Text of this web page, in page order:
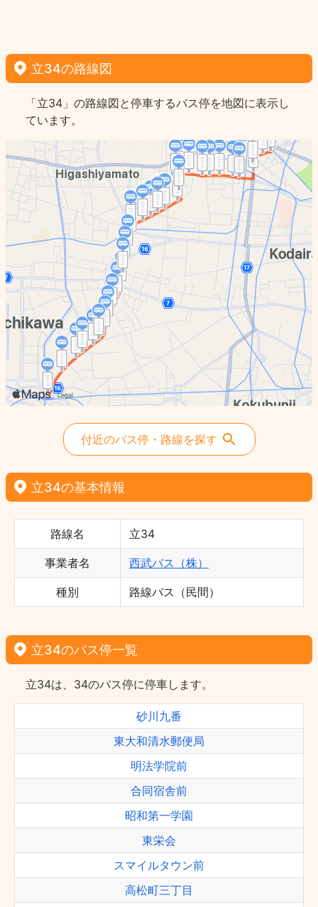
立34の路線図
「立34」の路線図と停車するバス停を地図に表示し
ています。
付近のバス停・路線を探す
立34の基本情報
路線名 立34
事業者名 西武バス（株）
種別 路線バス（民間）
立34のバス停一覧
立34は、34のバス停に停車します。
砂川九番
東大和清水郵便局
明法学院前
合同宿舎前
昭和第一学園
東栄会
スマイルタウン前
高松町三丁目